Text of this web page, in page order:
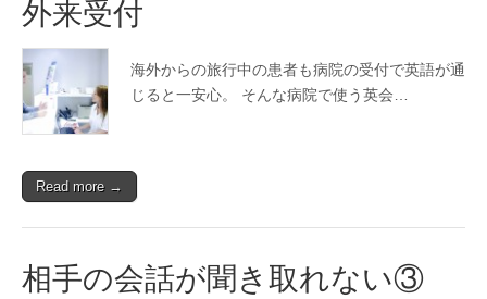
外来受付
海外からの旅行中の患者も病院の受付で英語が通
じると一安心。 そんな病院で使う英会…
Read more →
相手の会話が聞き取れない③